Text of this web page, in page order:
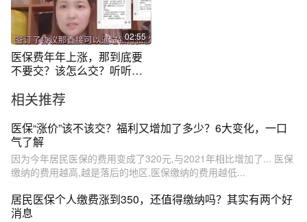
02:55
医保费年年上涨，那到底要
不要交？该怎么交？听听她
相关推荐
医保“涨价”该不该交？福利又增加了多少？6大变化，一口
气了解
因为今年居民医保的费用变成了320元,与2021年相比增加了... 医保
缴纳的费用越高,越是落后的地区,医保缴纳的费用越低...
居民医保个人缴费涨到350，还值得缴纳吗？其实有两个好
消息